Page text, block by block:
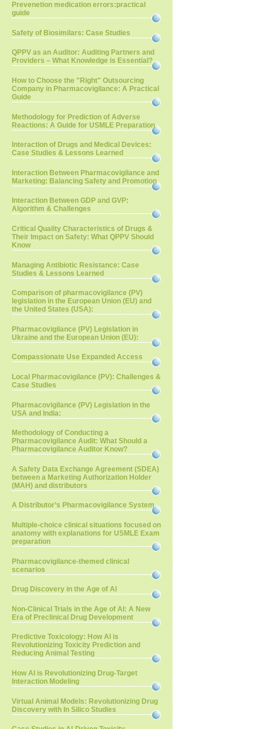
Prevenetion medication errors:practical
guide
Safety of Biosimilars: Case Studies
QPPV as an Auditor: Auditing Partners and
Providers – What Knowledge is Essential?
How to Choose the "Right" Outsourcing
Company in Pharmacovigilance: A Practical
Guide
Methodology for Prediction of Adverse
Reactions: A Guide for USMLE Preparation
Interaction of Drugs and Medical Devices:
Case Studies & Lessons Learned
Interaction Between Pharmacovigilance and
Marketing: Balancing Safety and Promotion
Interaction Between GDP and GVP:
Algorithm & Challenges
Critical Quality Characteristics of Drugs &
Their Impact on Safety: What QPPV Should
Know
Managing Antibiotic Resistance: Case
Studies & Lessons Learned
Comparison of pharmacovigilance (PV)
legislation in the European Union (EU) and
the United States (USA):
Pharmacovigilance (PV) Legislation in
Ukraine and the European Union (EU):
Compassionate Use Expanded Access
Local Pharmacovigilance (PV): Challenges &
Case Studies
Pharmacovigilance (PV) Legislation in the
USA and India:
Methodology of Conducting a
Pharmacovigilance Audit: What Should a
Pharmacovigilance Auditor Know?
A Safety Data Exchange Agreement (SDEA)
between a Marketing Authorization Holder
(MAH) and distributors
A Distributor’s Pharmacovigilance System
Multiple-choice clinical situations focused on
anatomy with explanations for USMLE Exam
preparation
Pharmacovigilance-themed clinical
scenarios
Drug Discovery in the Age of AI
Non-Clinical Trials in the Age of AI: A New
Era of Preclinical Drug Development
Predictive Toxicology: How AI is
Revolutionizing Toxicity Prediction and
Reducing Animal Testing
How AI is Revolutionizing Drug-Target
Interaction Modeling
Virtual Animal Models: Revolutionizing Drug
Discovery with In Silico Studies